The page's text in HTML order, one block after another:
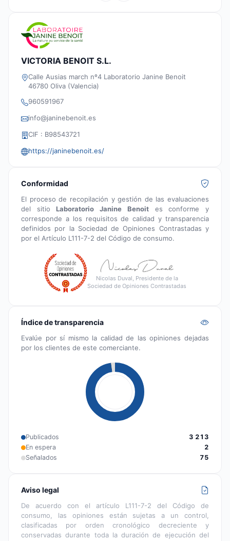
VICTORIA BENOIT S.L.
Calle Ausias march nº4 Laboratorio Janine Benoit
46780 Oliva (Valencia)
960591967
info@janinebenoit.es
CIF : B98543721
https://janinebenoit.es/
Conformidad
El proceso de recopilación y gestión de las evaluaciones
del sitioLaboratorio Janine Benoites conforme y
corresponde a los requisitos de calidad y transparencia
definidos por la Sociedad de Opiniones Contrastadas y
por el Artículo L111-7-2 del Código de consumo.
Nicolas Duval, Presidente de la
Sociedad de Opiniones Contrastadas
Índice de transparencia
Evalúe por sí mismo la calidad de las opiniones dejadas
por los clientes de este comerciante.
Publicados
3 213
En espera
2
Señalados
75
Aviso legal
De acuerdo con el artículo L111-7-2 del Código de
consumo, las opiniones están sujetas a un control,
clasificadas por orden cronológico decreciente y
conservadas durante toda la duración de ejecución del